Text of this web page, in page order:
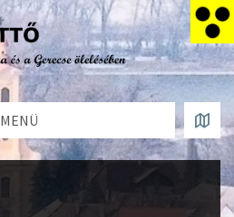
MENÜ